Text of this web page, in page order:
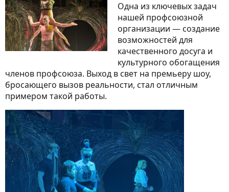
Одна из ключевых задач
нашей профсоюзной
организации — создание
возможностей для
качественного досуга и
культурного обогащения
членов профсоюза. Выход в свет на премьеру шоу,
бросающего вызов реальности, стал отличным
примером такой работы.